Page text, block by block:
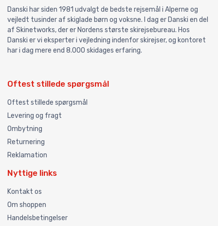
Danski har siden 1981 udvalgt de bedste rejsemål i Alperne og
vejledt tusinder af skiglade børn og voksne. I dag er Danski en del
af Skinetworks, der er Nordens største skirejsebureau. Hos
Danski er vi eksperter i vejledning indenfor skirejser, og kontoret
har i dag mere end 8.000 skidages erfaring.
Oftest stillede spørgsmål
Oftest stillede spørgsmål
Levering og fragt
Ombytning
Returnering
Reklamation
Nyttige links
Kontakt os
Om shoppen
Handelsbetingelser